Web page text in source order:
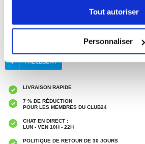
Tout autoriser
Personnaliser
Catégories associées:Accessoires téléphone,
iPhone 16 Pro Coque & Accessoires
LIVRAISON RAPIDE
7 % DE RÉDUCTION
POUR LES MEMBRES DU CLUB24
CHAT EN DIRECT :
LUN - VEN 10H - 22H
POLITIQUE DE RETOUR DE 30 JOURS